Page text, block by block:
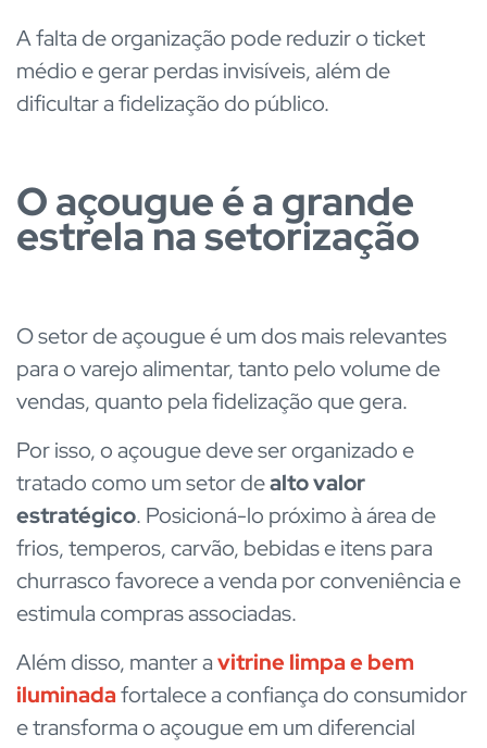
A falta de organização pode reduzir o ticket
médio e gerar perdas invisíveis, além de
dificultar a fidelização do público.
O açougue é a grande
estrela na setorização
O setor de açougue é um dos mais relevantes
para o varejo alimentar, tanto pelo volume de
vendas, quanto pela fidelização que gera.
Por isso, o açougue deve ser organizado e
tratado como um setor dealto valor
estratégico. Posicioná-lo próximo à área de
frios, temperos, carvão, bebidas e itens para
churrasco favorece a venda por conveniência e
estimula compras associadas.
Além disso, manter avitrine limpa e bem
iluminadafortalece a confiança do consumidor
e transforma o açougue em um diferencial